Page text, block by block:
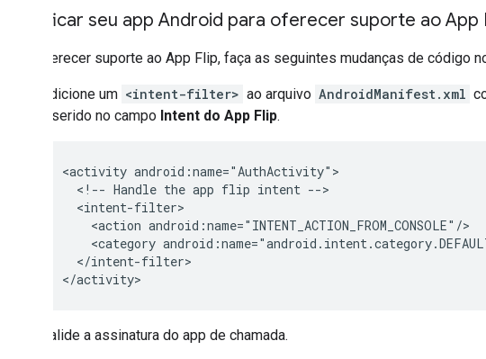
Modificar seu app Android para oferecer suporte ao App
Para oferecer suporte ao App Flip, faça as seguintes mudanças de código
Adicione um <intent-filter> ao arquivo AndroidManifest.xml
inserido no campo Intent do App Flip.
<activity android:name="AuthActivity">
  <!-- Handle the app flip intent -->
  <intent-filter>
    <action android:name="INTENT_ACTION_FROM_CONSOLE"/>
<category
  </intent-filter>
Valide a assinatura do app de chamada.